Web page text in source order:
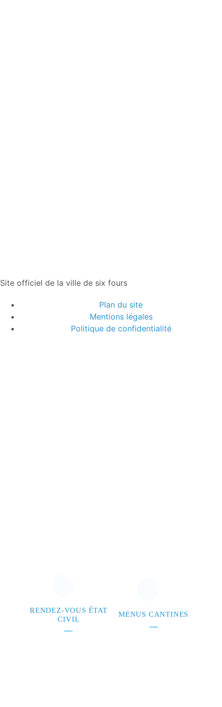
Site officiel de la ville de six fours
Plan du site
Mentions légales
Politique de confidentialité
RENDEZ-VOUS ÉTAT
CIVIL
MENUS CANTINES